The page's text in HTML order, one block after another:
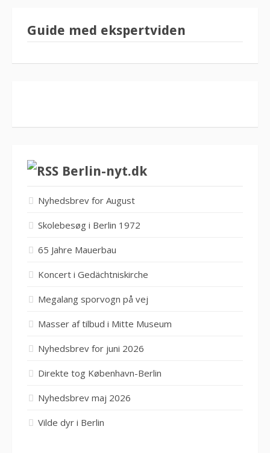
Guide med ekspertviden
Berlin-nyt.dk
Nyhedsbrev for August
Skolebesøg i Berlin 1972
65 Jahre Mauerbau
Koncert i Gedächtniskirche
Megalang sporvogn på vej
Masser af tilbud i Mitte Museum
Nyhedsbrev for juni 2026
Direkte tog København-Berlin
Nyhedsbrev maj 2026
Vilde dyr i Berlin